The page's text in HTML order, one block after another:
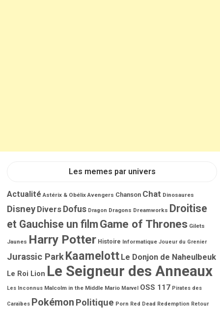
Les memes par univers
Actualité Astérix & Obélix Avengers Chanson Chat Dinosaures
Disney Divers Dofus Dragon Dragons Dreamworks Droitise
et Gauchise un film Game of Thrones Gilets
Jaunes Harry Potter Histoire Informatique Joueur du Grenier
Jurassic ParkKaamelott Le Donjon de Naheulbeuk
Le Roi Lion Le Seigneur des Anneaux
Les Inconnus Malcolm in the Middle Mario Marvel OSS 117 Pirates des
Caraïbes Pokémon Politique Porn Red Dead Redemption Retour